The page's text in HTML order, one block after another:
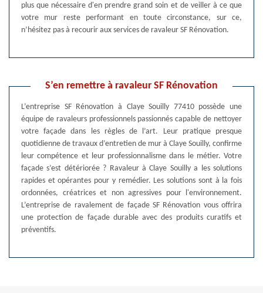
plus que nécessaire d'en prendre grand soin et de veiller à ce que
votre mur reste performant en toute circonstance, sur ce,
n’hésitez pas à recourir aux services de ravaleur SF Rénovation.
S’en remettre à ravaleur SF Rénovation
L’entreprise SF Rénovation à Claye Souilly 77410 possède une
équipe de ravaleurs professionnels passionnés capable de nettoyer
votre façade dans les règles de l’art. Leur pratique presque
quotidienne de travaux d’entretien de mur à Claye Souilly, confirme
leur compétence et leur professionnalisme dans le métier. Votre
façade s’est détériorée ? Ravaleur à Claye Souilly a les solutions
rapides et opérantes pour y remédier. Les solutions sont à la fois
ordonnées, créatrices et non agressives pour l'environnement.
L’entreprise de ravalement de façade SF Rénovation vous offrira
une protection de façade durable avec des produits curatifs et
préventifs.